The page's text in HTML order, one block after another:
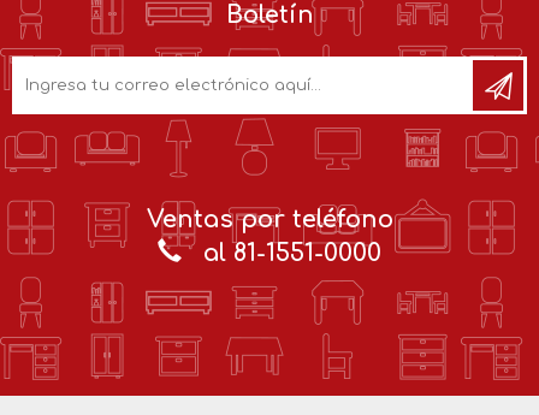
Boletín
Ventas por teléfono
al 81-1551-0000